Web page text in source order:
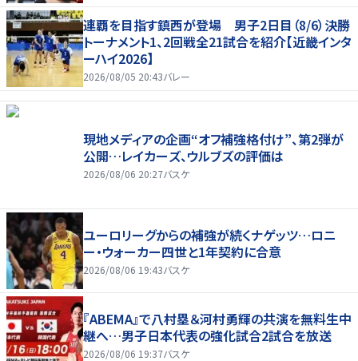
連覇を目指す鎮西が登場 男子2日目（8/6）決勝
トーナメント1、2回戦全21試合を紹介【近畿インタ
ーハイ2026】
2026/08/05 20:43バレー
現地メディアの企画“オフ補強格付け”、第2弾が
公開…レイカーズ、ウルブズの評価は
2026/08/06 20:27バスケ
ユーロリーグからの補強が続くナゲッツ…ロニ
ー・ウォーカー四世と1年契約に合意
2026/08/06 19:43バスケ
『ABEMA』で八村塁＆河村勇輝の共演を無料生中
継へ…男子日本代表の強化試合2試合を放送
2026/08/06 19:37バスケ